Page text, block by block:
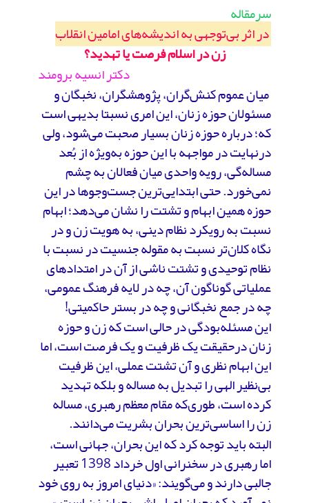
سرمقاله
در اثر بی‌توجهی به اندیشه‌های امامین انقلاب
زن در اسلام فرصت یا تهدید؟
دکتر انسیه برومند
میان عموم کنش‌گران، پژوهشگران، نخبگان و
مسئولان حوزه‌ زنان، این امری نسبتا بدیهی است
که؛ درباره‌ حوزه‌ زنان بسیار صحبت می‌شود، ولی
درنهایت در مواجهه با این حوزه به‌ویژه از بُعد
مساله‌گی، رویه‌ واحدی میان فعالان به چشم
نمی‌خورد. حتی ابتدایی‌ترین جست‌وجوها در این
حوزه همین ابهام و تشتت را نشان می‌دهد؛ ابهام
نسبت به رویکرد نظام دینی، به هویت زن و در
نگاه کلان‌تر نسبت به مقوله‌ جنسیت در نسبت با
نظام توحیدی و تشتت ناشی از آن در امتدادهای
عملیاتی گوناگون آن، چه در لایه‌ فرهنگ عمومی،
چه در جمع نخبگانی و چه در بستر حاکمیتی!
این مسئله‌بودگی در حالی است که زن و حوزه‌
زنان درحقیقت یک ظرفیت و یک فرصت است، اما
این ابهام نظری و آن تشتت عملی، این ظرفیت
بی‌نظیر الهی را تبدیل به مساله و بلکه تهدید
کرده است، طوری‌که مقام معظم رهبری، مساله‌
زن را اساسی‌ترین بحران بشریت می‌دانند.
البته باید توجه کرد که این بحران، جهانی است،
اما رهبری در سخنرانی اول خرداد 1398 تعبیر
جالبی دارند و می‌گویند: «دنیای امروز به روی خود